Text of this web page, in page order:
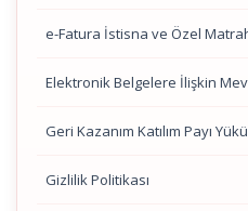
e-Fatura İstisna ve Özel
Elektronik Belgelere İlişkin
Geri Kazanım Katılım Payı
Gizlilik Politikası